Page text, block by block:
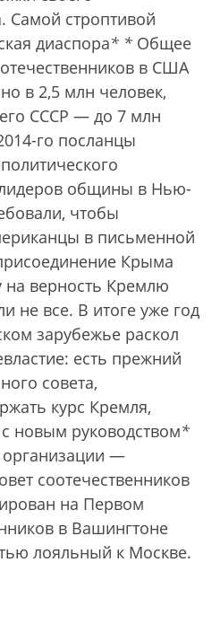
Самой строптивой
диаспора* * Общее
в США
в 2,5 млн человек,
СССР — до 7 млн
го посланцы
общины в Нью-
чтобы
в письменной
Крыма
на верность Кремлю
не все. В итоге уже год
зарубежье раскол
есть прежний
совета,
курс Кремля,
новым руководством*
—
соотечественников
на Первом
в Вашингтоне
лояльный к Москве.